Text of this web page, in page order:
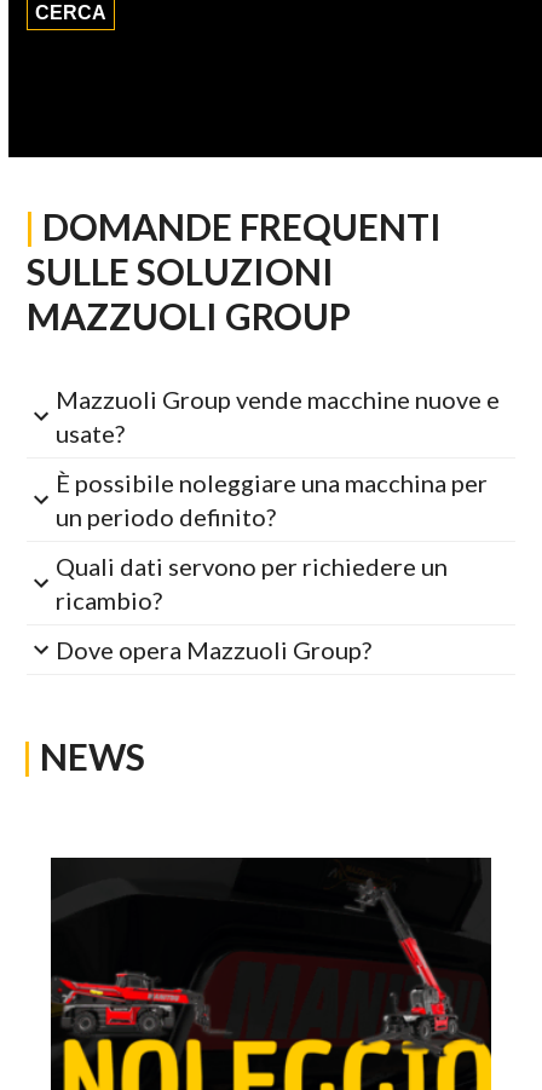
| DOMANDE FREQUENTI
SULLE SOLUZIONI
MAZZUOLI GROUP
Mazzuoli Group vende macchine nuove e
usate?
È possibile noleggiare una macchina per
un periodo definito?
Quali dati servono per richiedere un
ricambio?
Dove opera Mazzuoli Group?
| NEWS